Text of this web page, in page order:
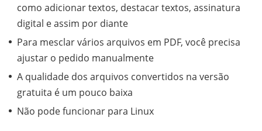
como adicionar textos, destacar textos, assinatura
digital e assim por diante
Para mesclar vários arquivos em PDF, você precisa
ajustar o pedido manualmente
A qualidade dos arquivos convertidos na versão
gratuita é um pouco baixa
Não pode funcionar para Linux